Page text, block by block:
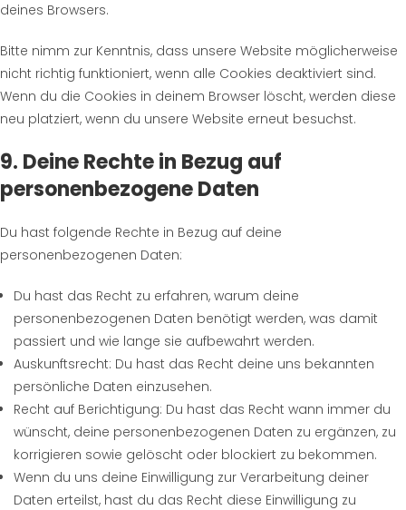
deines Browsers.
Bitte nimm zur Kenntnis, dass unsere Website möglicherweise
nicht richtig funktioniert, wenn alle Cookies deaktiviert sind.
Wenn du die Cookies in deinem Browser löscht, werden diese
neu platziert, wenn du unsere Website erneut besuchst.
9. Deine Rechte in Bezug auf
personenbezogene Daten
Du hast folgende Rechte in Bezug auf deine
personenbezogenen Daten:
Du hast das Recht zu erfahren, warum deine
personenbezogenen Daten benötigt werden, was damit
passiert und wie lange sie aufbewahrt werden.
Auskunftsrecht: Du hast das Recht deine uns bekannten
persönliche Daten einzusehen.
Recht auf Berichtigung: Du hast das Recht wann immer du
wünscht, deine personenbezogenen Daten zu ergänzen, zu
korrigieren sowie gelöscht oder blockiert zu bekommen.
Wenn du uns deine Einwilligung zur Verarbeitung deiner
Daten erteilst, hast du das Recht diese Einwilligung zu